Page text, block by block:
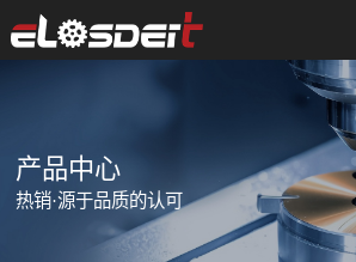
产品中心
热销·源于品质的认可